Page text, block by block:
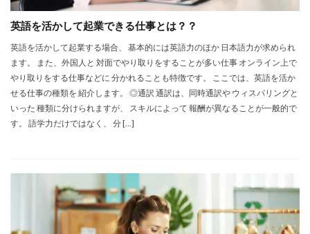
英語を活かして起業できる仕事とは？？
英語を活かして起業する場合、 基本的には英語力のほか 日本語力が求められ
ます。 また、外国人と 対面でやり取りをすることが多い仕事 オンライン上で
やり取りをする仕事などに 分かれることも特徴です。 ここでは、英語を活か
せる仕事の種類を 紹介します。 ◎通訳 通訳は、同時通訳や ウィスパリングと
いった 種類に分けられますが、 スキルによって 報酬が異なることが一般的で
す。 語学力だけではなく、 分 […]